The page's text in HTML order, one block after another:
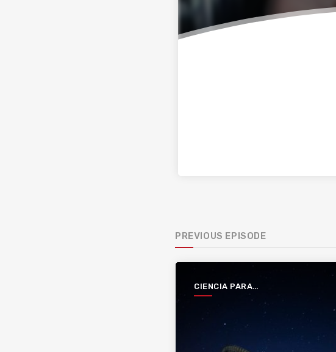
PREVIOUS EPISODE
CIENCIA PARA
ESCUCHAR